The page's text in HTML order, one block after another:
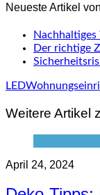
Neueste Artikel
Der richtige
LED
Weitere Artikel
April 24, 2024